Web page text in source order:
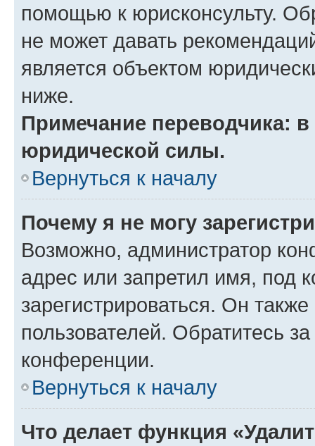
помощью к юрисконсульту.
не может давать
является объектом
ниже.
Примечание переводчика:
юридической силы.
Вернуться к началу
Почему я не могу
Возможно, администратор
адрес или запретил имя, под
зарегистрироваться. Он
пользователей. Обратитесь
конференции.
Вернуться к началу
Что делает функция